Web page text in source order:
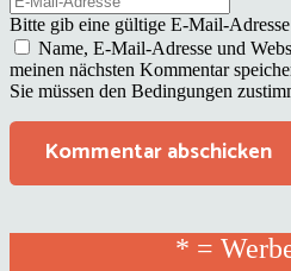
Bitte gib eine gültige E-Mail-
Name, E-Mail-Adresse und
meinen nächsten Kommentar
Sie müssen den Bedingungen
Kommentar abschicken
* =